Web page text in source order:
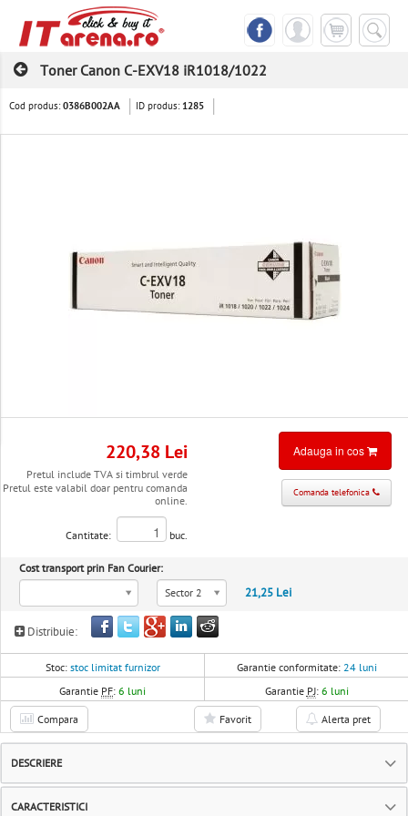
Toner Canon C-EXV18 iR1018/1022
Cod produs:0386B002AA ID produs: 1285
220,38 Lei
Pretul include TVA si timbrul verde
Pretul este valabil doar pentru comanda
online.
Cantitate: buc.
Adauga in cos
Comanda telefonica
Cost transport prin Fan Courier:
Sector 2
21,25 Lei
Distribuie:
Stoc: stoc limitat furnizor Garantie conformitate: 24 luni
Garantie PF:6 luni Garantie PJ: 6 luni
Compara Favorit Alerta pret
DESCRIERE
CARACTERISTICI